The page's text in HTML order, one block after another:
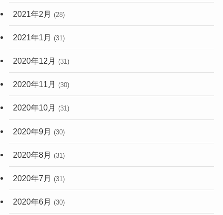
2021年2月 (28)
2021年1月 (31)
2020年12月 (31)
2020年11月 (30)
2020年10月 (31)
2020年9月 (30)
2020年8月 (31)
2020年7月 (31)
2020年6月 (30)